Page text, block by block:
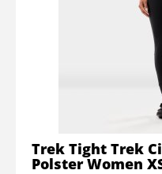
Trek Tight Trek
Polster Women